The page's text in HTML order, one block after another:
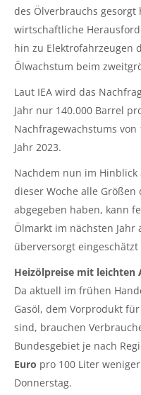
des Ölverbrauchs
wirtschaftliche
hin zu Elektrofahrzeugen
Ölwachstum beim
Laut IEA wird das
Jahr nur 140.000 Barrel
Nachfragewachstums
Jahr 2023.
Nachdem nun im
dieser Woche alle
abgegeben haben, kann
Ölmarkt im nächsten
überversorgt
Heizölpreise mit leichten
Da aktuell im frühen
Gasöl, dem Vorprodukt
sind, brauchen
Bundesgebiet je nach
Euro pro 100 Liter
Donnerstag.